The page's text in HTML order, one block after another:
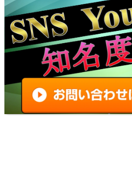
ド9チート改造】
【バイオレクイエムMOD】お
器・便利アイテム一覧｜改造
い方【バイオRE4チート】
【バイオレクイエムMOD】
レームワーク)の使い方とダウ